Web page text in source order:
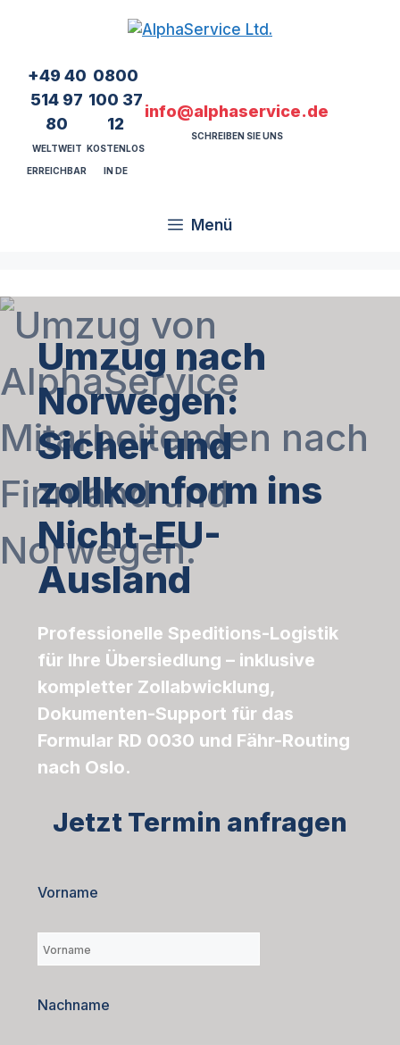
+49 40
514 97
80
WELTWEIT
ERREICHBAR
0800
100 37
12
KOSTENLOS
IN DE
info@alphaservice.de
SCHREIBEN SIE UNS
Menü
Umzug nach
Norwegen:
Sicher und
zollkonform ins
Nicht-EU-
Ausland
Professionelle Speditions-Logistik
für Ihre Übersiedlung – inklusive
kompletter Zollabwicklung,
Dokumenten-Support für das
Formular RD 0030 und Fähr-Routing
nach Oslo.
Jetzt Termin anfragen
Vorname
Nachname